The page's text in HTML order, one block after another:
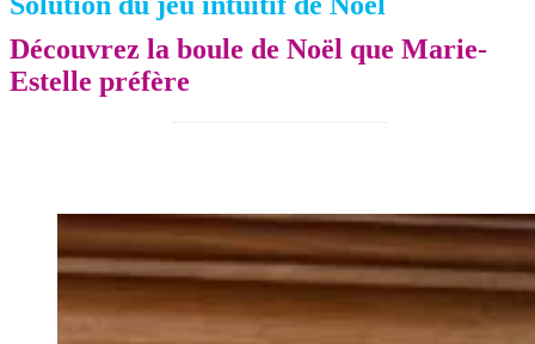
Découvrez la boule de Noël que Marie-
Estelle préfère